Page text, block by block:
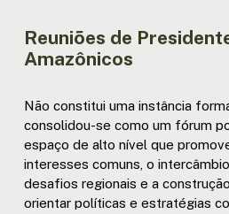
Reuniões de
Amazônicos
Não constitui uma instância
consolidou-se como um fórum
espaço de alto nível que
interesses comuns, o
desafios regionais e a
orientar políticas e estratégias